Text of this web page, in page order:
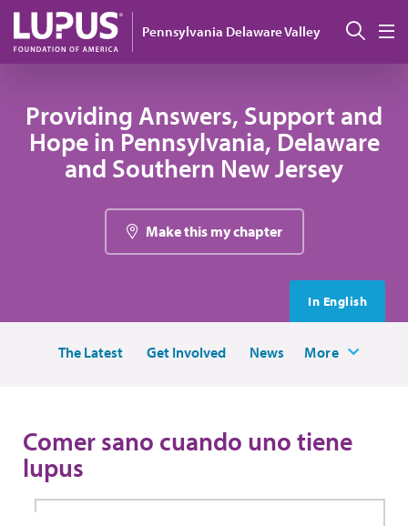
Pasar al contenido principal
Pennsylvania Delaware Valley
Providing Answers, Support and
Hope in Pennsylvania, Delaware
and Southern New Jersey
Make this my chapter
In English
The Latest Get Involved News More
Comer sano cuando uno tiene
lupus